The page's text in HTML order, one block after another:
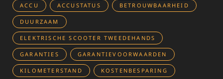
ACCU ACCUSTATUS BETROUWBAARHEID
DUURZAAM
ELEKTRISCHE SCOOTER TWEEDEHANDS
GARANTIES GARANTIEVOORWAARDEN
KILOMETERSTAND KOSTENBESPARING